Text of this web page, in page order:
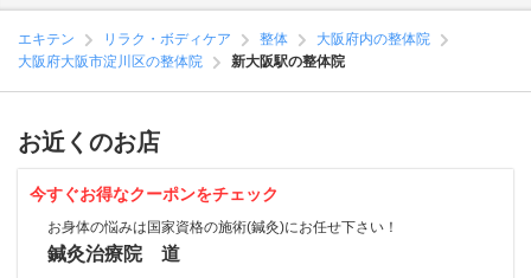
エキテン リラク・ボディケア 整体
大阪府内の整体院
大阪府大阪市淀川区の整体院
新大阪駅の整体院
お近くのお店
今すぐお得なクーポンをチェック
お身体の悩みは国家資格の施術(鍼灸)にお任せ下さい！
鍼灸治療院 道